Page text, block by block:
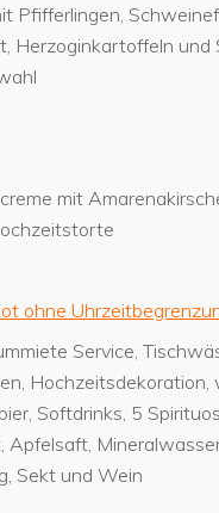
Pfifferlingen,
Herzoginkartoffeln und
mit
ohne
Service,
Hochzeitsdekoration,
Softdrinks, 5
Apfelsaft,
Sekt und Wein